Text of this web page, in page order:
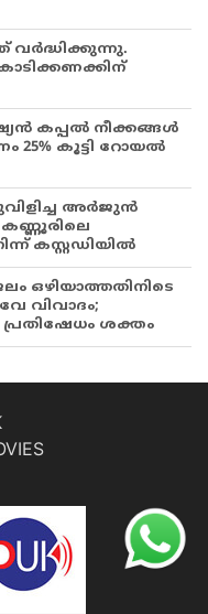
വർദ്ധിക്കുന്നു.
കപ്പൽ നീക്കങ്ങൾ
25% കൂട്ടി റോയൽ
അർജുൻ
കണ്ണൂരിലെ
കസ്റ്റഡിയിൽ
ഒഴിയാത്തതിനിടെ
വിവാദം;
പ്രതിഷേധം ശക്തം